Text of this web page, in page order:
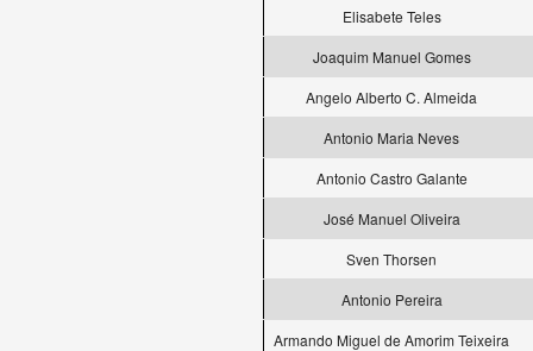
Elisabete Teles
Joaquim Manuel Gomes
Angelo Alberto C. Almeida
Antonio Maria Neves
Antonio Castro Galante
José Manuel Oliveira
Sven Thorsen
Antonio Pereira
Armando Miguel de Amorim Teixeira